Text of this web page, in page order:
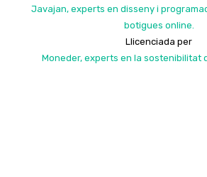
Javajan, experts en disseny i
botigues online.
Llicenciada per
Moneder, experts en la sostenibilitat